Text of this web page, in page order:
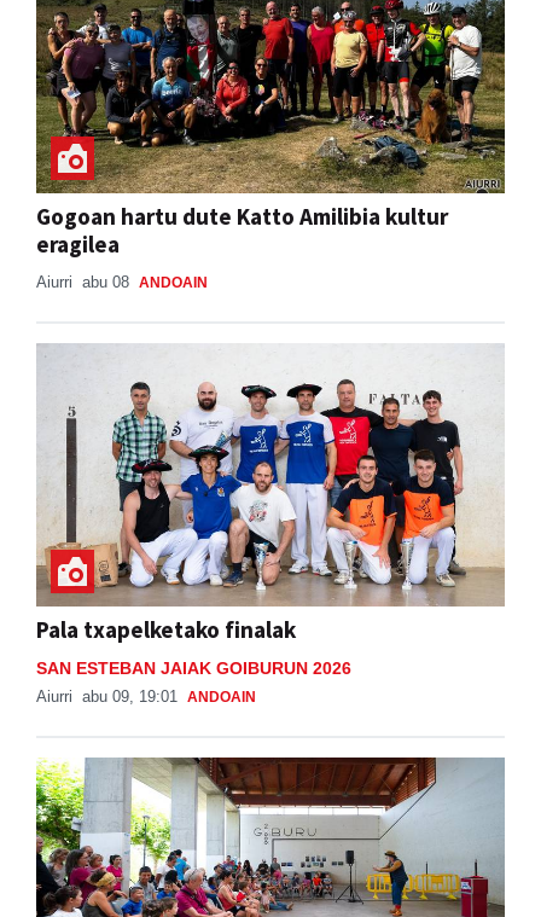
Gogoan hartu dute Katto Amilibia kultur
eragilea
Aiurri abu 08 ANDOAIN
Pala txapelketako finalak
SAN ESTEBAN JAIAK GOIBURUN 2026
Aiurri abu 09, 19:01 ANDOAIN